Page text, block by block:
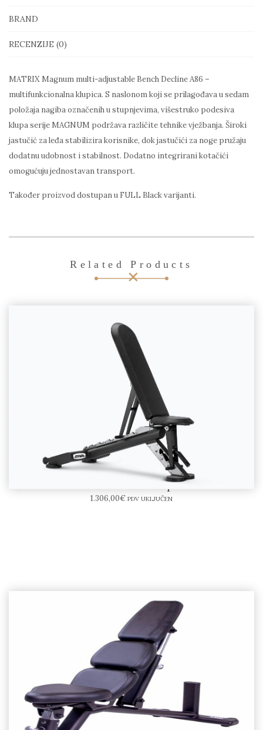
BRAND
RECENZIJE (0)
MATRIX Magnum multi-adjustable Bench Decline A86 –
multifunkcionalna klupica. S naslonom koji se prilagođava u sedam
položaja nagiba označenih u stupnjevima, višestruko podesiva
klupa serije MAGNUM podržava različite tehnike vježbanja. Široki
jastučić za leđa stabilizira korisnike, dok jastučići za noge pružaju
dodatnu udobnost i stabilnost. Dodatno integrirani kotačići
omogućuju jednostavan transport.
Također proizvod dostupan u FULL Black varijanti.
Related Products
ZIVA Bench Klupa
1.306,00€ PDV UKLJUČEN